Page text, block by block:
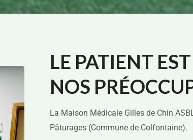
LE PATIENT
NOS
La Maison Médicale Gilles de Chin
Pâturages (Commune de Colfontaine).